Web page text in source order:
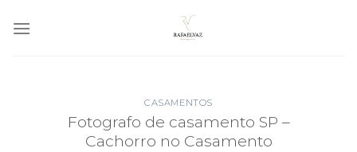
CASAMENTOS
Fotografo de casamento SP –
Cachorro no Casamento